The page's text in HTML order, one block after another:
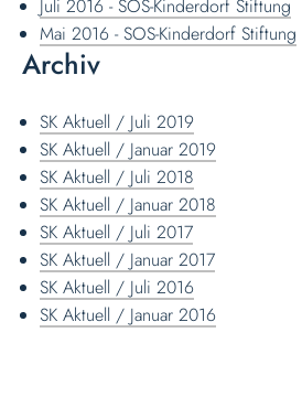
Juli 2016 - SOS-Kinderdorf Stiftung
Mai 2016 - SOS-Kinderdorf Stiftung
Archiv
SK Aktuell / Juli 2019
SK Aktuell / Januar 2019
SK Aktuell / Juli 2018
SK Aktuell / Januar 2018
SK Aktuell / Juli 2017
SK Aktuell / Januar 2017
SK Aktuell / Juli 2016
SK Aktuell / Januar 2016